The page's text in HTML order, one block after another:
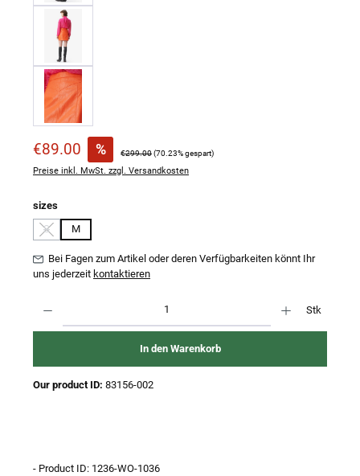
Verkaufspreis:
€89.00 % Regulärer Preis:
€299.00(70.23% gespart)
Preise inkl. MwSt. zzgl. Versandkosten
sizesauswählen
S
(Diese Option ist zurzeit nicht verfügbar.)
M
Bei Fagen zum Artikel oder deren Verfügbarkeiten könnt Ihr
uns jederzeit kontaktieren
Stk
In den Warenkorb
Our product ID: 83156-002
- Product ID: 1236-WO-1036